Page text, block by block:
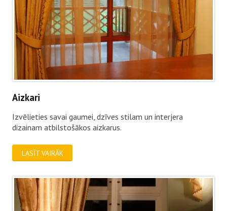
Aizkari
Izvēlieties savai gaumei, dzīves stilam un interjera
dizainam atbilstošākos aizkarus.
LASĪT VAIRĀK